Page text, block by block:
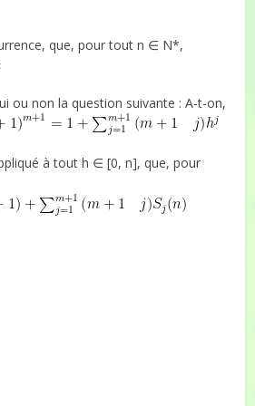
que, pour tout n ∈ N*,
ou non la question suivante : A-t-on,
à tout h ∈ [0, n], que, pour